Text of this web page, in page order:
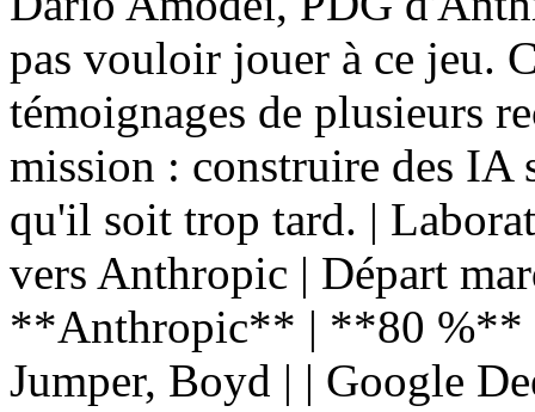
pas vouloir jouer à ce jeu.
témoignages de plusieurs
mission : construire des IA
qu'il soit trop tard. |
vers Anthropic | Départ
**Anthropic** | **80 %**
Jumper, Boyd | | Google